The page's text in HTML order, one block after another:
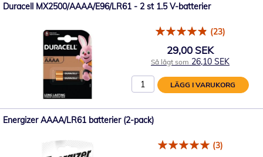
Duracell MX2500/AAAA/E96/LR61 - 2 st 1.5 V-batterier
(23)
29,00 SEK
Så lågt som 26,10 SEK
LÄGG I VARUKORG
Energizer AAAA/LR61 batterier (2-pack)
(3)